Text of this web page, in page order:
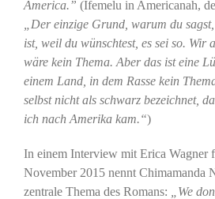
America.” (Ifemelu in Americanah,
„Der einzige Grund, warum du
ist, weil du wünschtest, es sei so. Wir
wäre kein Thema. Aber das ist eine
einem Land, in dem Rasse kein
selbst nicht als schwarz bezeichnet,
ich nach Amerika kam.“)
In einem Interview mit Erica Wagner
November 2015 nennt Chimamanda
zentrale Thema des Romans:
„We